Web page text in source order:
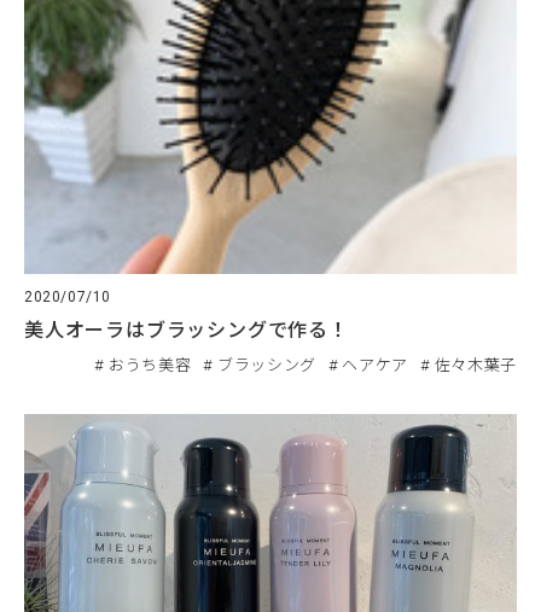
2020/07/10
美人オーラはブラッシングで作る！
おうち美容 ブラッシング ヘアケア 佐々木葉子